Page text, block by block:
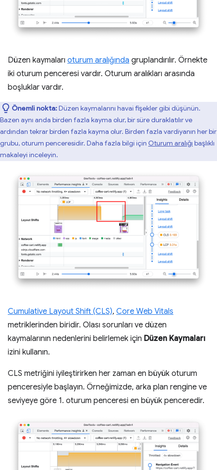
Düzen kaymaları oturum aralığında gruplandırılır. Örnekte
iki oturum penceresi vardır. Oturum aralıkları arasında
boşluklar vardır.
Önemli nokta:Düzen kaymalarını havai fişekler gibi düşünün.
Bazen aynı anda birden fazla kayma olur, bir süre duraklatılır ve
ardından tekrar birden fazla kayma olur. Birden fazla vardiyanın her bir
grubu, oturum penceresidir. Daha fazla bilgi için Oturum aralığı başlıklı
makaleyi inceleyin.
Cumulative Layout Shift (CLS), Core Web Vitals
metriklerinden biridir. Olası sorunları ve düzen
kaymalarının nedenlerini belirlemek için Düzen Kaymaları
izini kullanın.
CLS metriğini iyileştirirken her zaman en büyük oturum
penceresiyle başlayın. Örneğimizde, arka plan rengine ve
seviyeye göre 1. oturum penceresi en büyük penceredir.